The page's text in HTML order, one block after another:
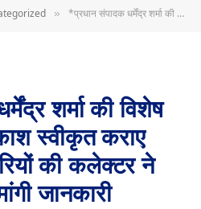
» *प्रधान संपादक धर्मेंद्र शर्मा की विशेष खबर-* बिना अवकाश स्वीकृत कराए अनुपस्थित कर्मचारियों की कलेक्टर ने विभाग प्रमुखों से मांगी जानकारी
शर्मा की विशेष
स्वीकृत कराए
की कलेक्टर ने
जानकारी